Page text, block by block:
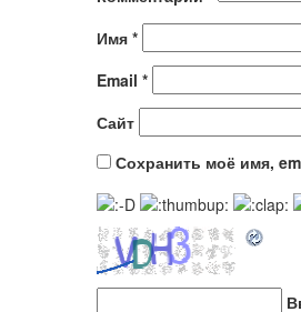
Имя *
Email *
Сайт
Сохранить моё имя,